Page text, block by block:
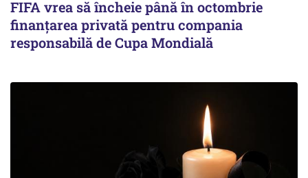
FIFA vrea să încheie până în octombrie
finanțarea privată pentru compania
responsabilă de Cupa Mondială